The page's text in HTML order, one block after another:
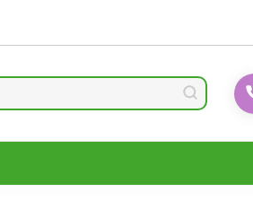
ЦИНК